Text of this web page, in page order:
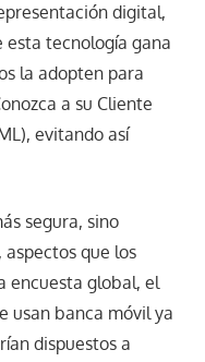
digital,
esta tecnología gana
la adopten para
a su Cliente
evitando así
segura, sino
que los
encuesta global, el
usan banca móvil ya
dispuestos a